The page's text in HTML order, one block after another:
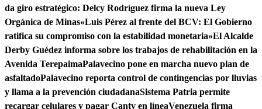
da giro estratégico: Delcy Rodríguez firma la nueva Ley
Orgánica de Minas«Luis Pérez al frente del BCV: El Gobierno
ratifica su compromiso con la estabilidad monetaria»El Alcalde
Derby Guédez informa sobre los trabajos de rehabilitación en la
Avenida TerepaimaPalavecino pone en marcha nuevo plan de
asfaltadoPalavecino reporta control de contingencias por lluvias
y llama a la prevención ciudadanaSistema Patria permite
recargar celulares y pagar Cantv en líneaVenezuela firma